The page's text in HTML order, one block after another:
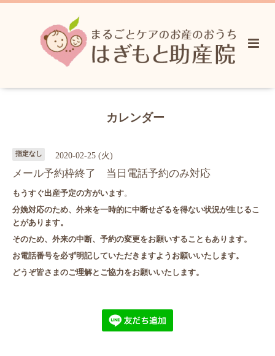
カレンダー
指定なし 2020-02-25 (火)
メール予約枠終了 当日電話予約のみ対応
もうすぐ出産予定の方がいます。
分娩対応のため、外来を一時的に中断せざるを得ない状況が生じるこ
とがあります。
そのため、外来の中断、予約の変更をお願いすることもあります。
お電話番号を必ず明記していただきますよう お願いいたします。
どうぞ皆さまのご理解とご協力をお願いいたします。